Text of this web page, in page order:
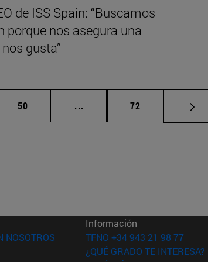
de ISS Spain: “Buscamos
porque nos asegura una
gusta”
desplazarse.
Página
50 ... Páginas intermedias Use
Página
72
NOSOTROS (abre en nueva ventana)
en nueva ventana)
Información
TFNO +34 943 21 98 77
¿QUÉ GRADO TE INTERESA?